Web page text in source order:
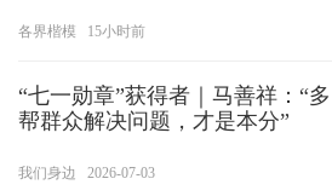
各界楷模 15小时前
“七一勋章”获得者｜马善祥：“多
帮群众解决问题，才是本分”
我们身边 2026-07-03